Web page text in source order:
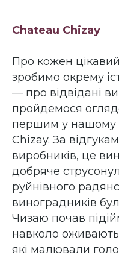
Chateau Chizay
Про кожен
зробимо окрему
— про відвідані
пройдемося
першим у нашому
Chizay. За
виробників, це
добряче
руйнівного
виноградників
Чизаю почав
навколо оживають
які малювали